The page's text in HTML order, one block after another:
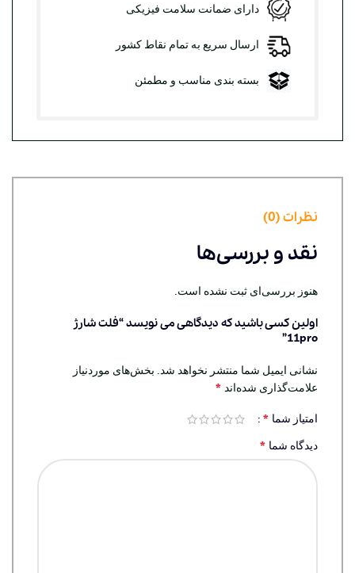
دارای ضمانت سلامت فیزیکی
ارسال سریع به تمام نقاط کشور
بسته بندی مناسب و مطمئن
نظرات (0)
نقد و بررسی‌ها
هنوز بررسی‌ای ثبت نشده است.
اولین کسی باشید که دیدگاهی می نویسد “فلت شارژ
11pro”
نشانی ایمیل شما منتشر نخواهد شد. بخش‌های موردنیاز
علامت‌گذاری شده‌اند *
امتیاز شما *
دیدگاه شما *